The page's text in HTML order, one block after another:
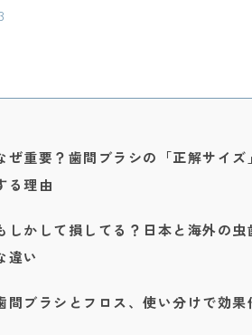
ぜ重要？歯間ブラシの「正解サイ
る理由
しかして損してる？日本と海外の
違い
間ブラシとフロス、使い分けで効果